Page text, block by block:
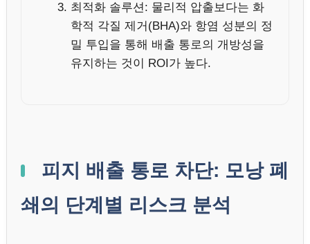
최적화 솔루션: 물리적 압출보다는 화
학적 각질 제거(BHA)와 항염 성분의 정
밀 투입을 통해 배출 통로의 개방성을
유지하는 것이 ROI가 높다.
피지 배출 통로 차단: 모낭 폐
쇄의 단계별 리스크 분석